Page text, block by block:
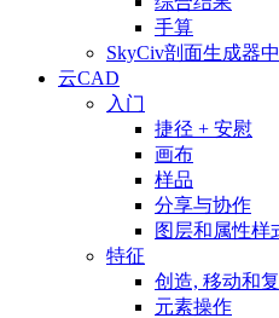
手算
SkyCiv剖面生成器
云CAD
入门
捷径 + 安慰
画布
样品
分享与协作
图层和属性样
特征
创造, 移动和
元素操作